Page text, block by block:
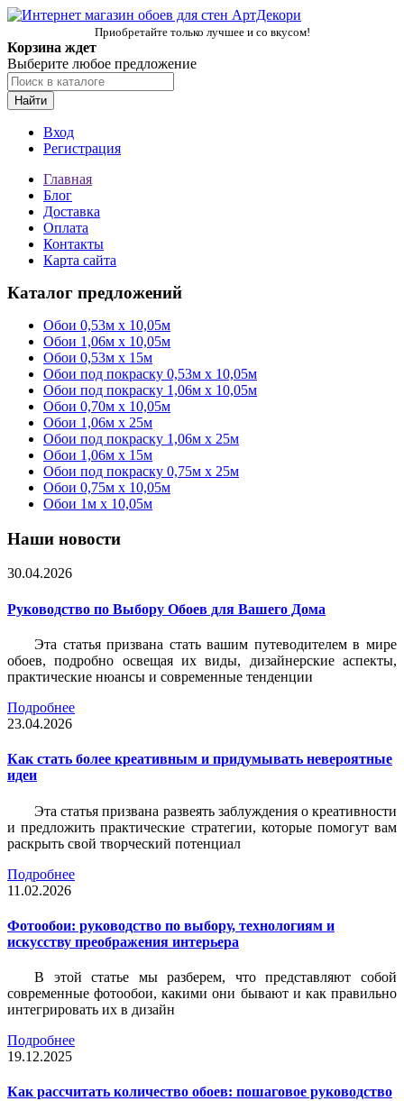
Приобретайте только лучшее и со вкусом!
Корзина ждет
Выберите любое предложение
Найти
Вход
Регистрация
Главная
Блог
Доставка
Оплата
Контакты
Карта сайта
Каталог предложений
Обои 0,53м x 10,05м
Обои 1,06м х 10,05м
Обои 0,53м x 15м
Обои под покраску 0,53м x 10,05м
Обои под покраску 1,06м х 10,05м
Обои 0,70м x 10,05м
Обои 1,06м x 25м
Обои под покраску 1,06м x 25м
Обои 1,06м x 15м
Обои под покраску 0,75м x 25м
Обои 0,75м x 10,05м
Обои 1м х 10,05м
Наши новости
30.04.2026
Руководство по Выбору Обоев для Вашего Дома
Эта статья призвана стать вашим путеводителем в мире
обоев, подробно освещая их виды, дизайнерские аспекты,
практические нюансы и современные тенденции
Подробнее
23.04.2026
Как стать более креативным и придумывать невероятные
идеи
Эта статья призвана развеять заблуждения о креативности
и предложить практические стратегии, которые помогут вам
раскрыть свой творческий потенциал
Подробнее
11.02.2026
Фотообои: руководство по выбору, технологиям и
искусству преображения интерьера
В этой статье мы разберем, что представляют собой
современные фотообои, какими они бывают и как правильно
интегрировать их в дизайн
Подробнее
19.12.2025
Как рассчитать количество обоев: пошаговое руководство